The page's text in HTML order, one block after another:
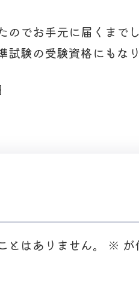
でお手元に届くまで
験の受験資格にもなり
はありません。 ※